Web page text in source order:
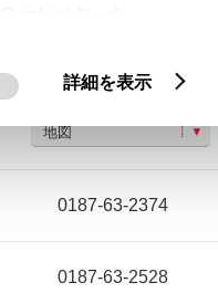
詳細を表示
大仙市飯田字堰東２１９
地図
0187-63-2374
0187-63-2528